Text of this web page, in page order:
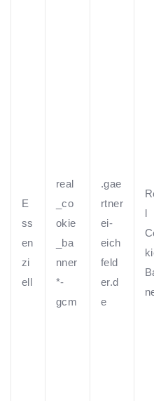
E
ss
en
zi
ell
real
_co
okie
_ba
nner
*-
gcm
.gae
rtner
ei-
eich
feld
er.d
e
l